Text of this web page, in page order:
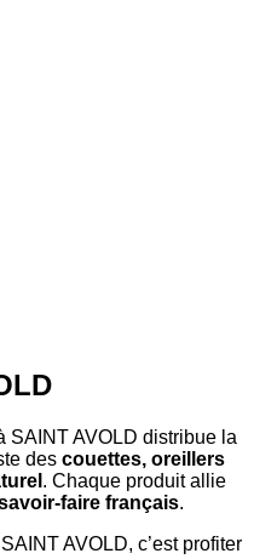
SAINT AVOLD distribue la
des couettes, oreillers
. Chaque produit allie
faire français.
AVOLD, c’est profiter